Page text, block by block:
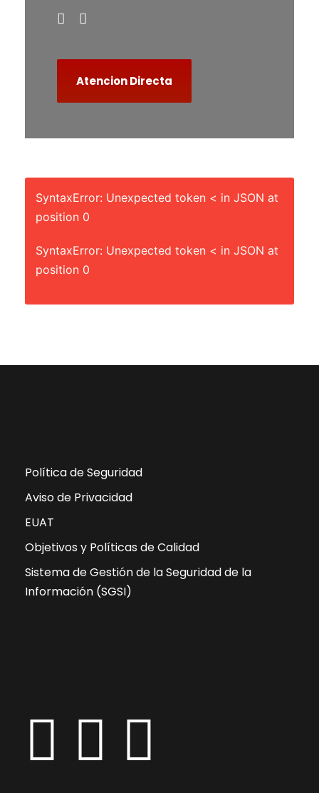
Atencion Directa
SyntaxError: Unexpected token < in JSON at
position 0
SyntaxError: Unexpected token < in JSON at
position 0
Política de Seguridad
Aviso de Privacidad
EUAT
Objetivos y Políticas de Calidad
Sistema de Gestión de la Seguridad de la
Información (SGSI)